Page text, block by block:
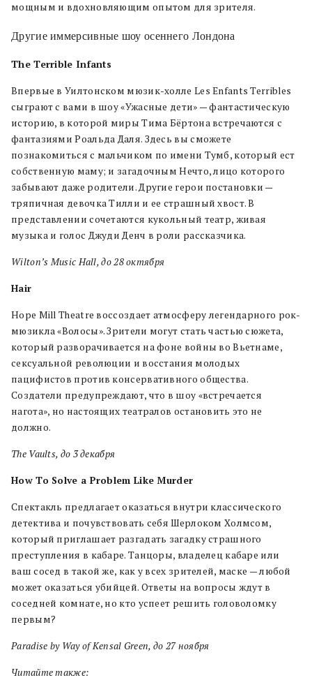
мощным и вдохновляющим опытом для зрителя.
Другие иммерсивные шоу осеннего Лондона
The Terrible Infants
Впервые в Уилтонском мюзик-холле Les Enfants Terribles
сыграют с вами в шоу «Ужасные дети» — фантастическую
историю, в которой миры Тима Бёртона встречаются с
фантазиями Роальда Даля. Здесь вы сможете
познакомиться с мальчиком по имени Тумб, который ест
собственную маму; и загадочным Нечто, лицо которого
забывают даже родители. Другие герои постановки —
тряпичная девочка Тилли и ее страшный хвост. В
представлении сочетаются кукольный театр, живая
музыка и голос Джуди Денч в роли рассказчика.
Wilton’s Music Hall, до 28 октября
Hair
Hope Mill Theatre воссоздает атмосферу легендарного рок-
мюзикла «Волосы». Зрители могут стать частью сюжета,
который разворачивается на фоне войны во Вьетнаме,
сексуальной революции и восстания молодых
пацифистов против консервативного общества.
Создатели предупреждают, что в шоу «встречается
нагота», но настоящих театралов остановить это не
должно.
The Vaults, до 3 декабря
How To Solve a Problem Like Murder
Спектакль предлагает оказаться внутри классического
детектива и почувствовать себя Шерлоком Холмсом,
который приглашает разгадать загадку страшного
преступления в кабаре. Танцоры, владелец кабаре или
ваш сосед в такой же, как у всех зрителей, маске — любой
может оказаться убийцей. Ответы на вопросы ждут в
соседней комнате, но кто успеет решить головоломку
первым?
Paradise by Way of Kensal Green, до 27 ноября
Читайте также: